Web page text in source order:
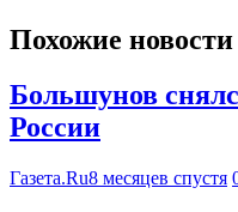
Похожие новости
Большунов
России
Газета.Ru8 месяцев спустя